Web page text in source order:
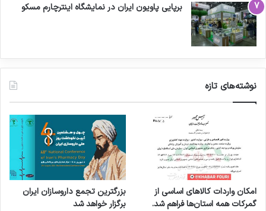
برپایی پاویون ایران در نمایشگاه اینترچارم مسکو
نوشته‌های تازه
امکان واردات کالاهای اساسی از
گمرکات همه استان‌ها فراهم شد.
بزرگترین تجمع داروسازان ایران
برگزار خواهد شد